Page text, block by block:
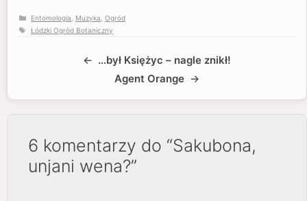
Kategorie
Entomologia Muzyka Ogród
Tagi
Łódzki Ogród Botaniczny
…był Księżyc – nagle znikł!
Agent Orange
6 komentarzy do “Sakubona,
unjani wena?”